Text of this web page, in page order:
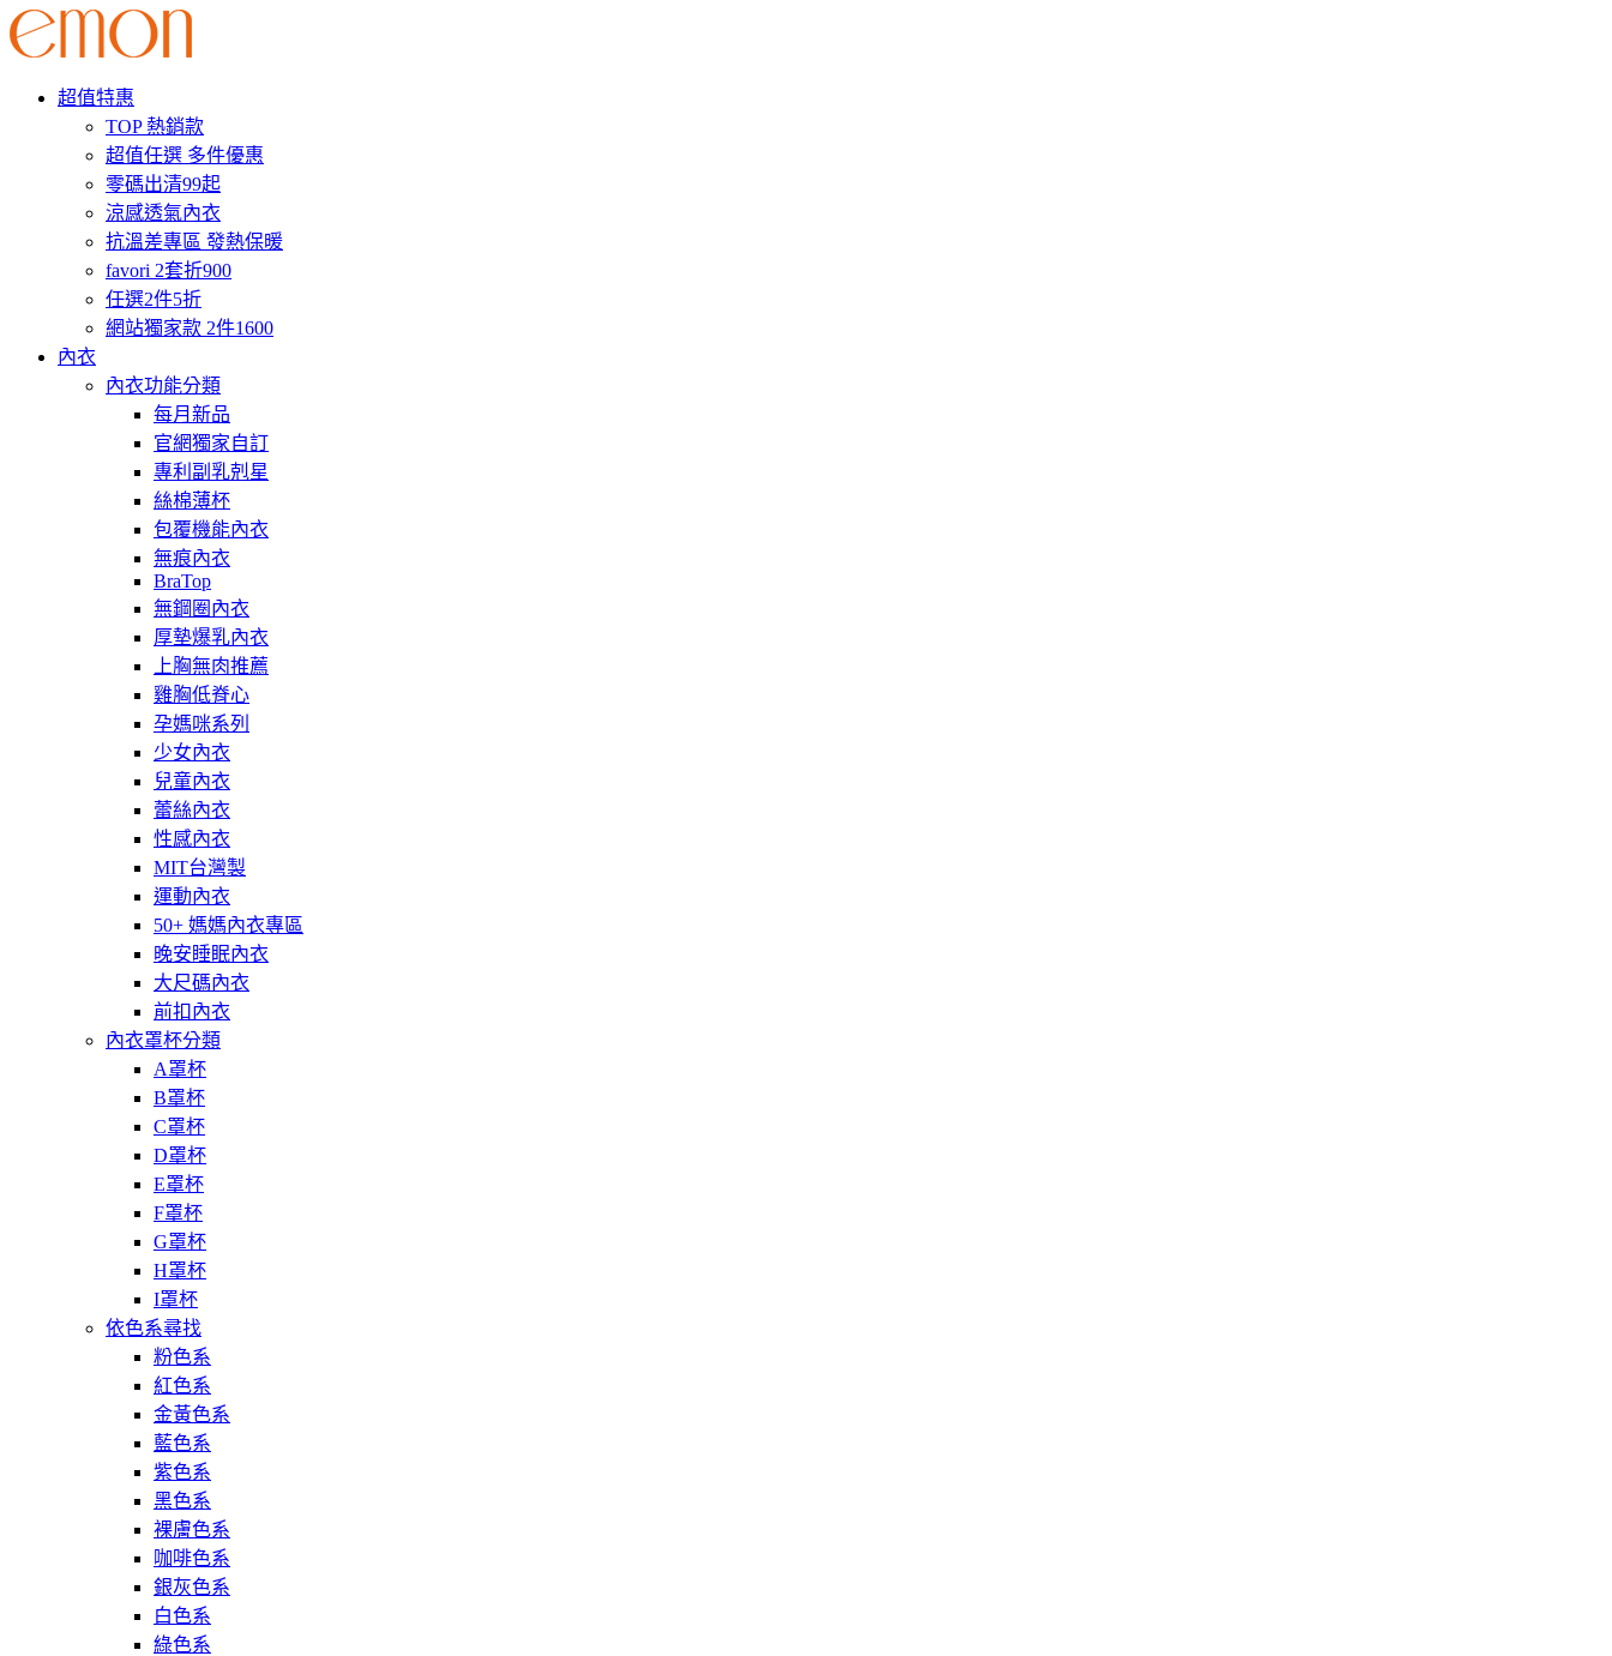
超值特惠
TOP 熱銷款
超值任選 多件優惠
零碼出清99起
涼感透氣內衣
抗溫差專區 發熱保暖
favori 2套折900
任選2件5折
網站獨家款 2件1600
內衣
內衣功能分類
每月新品
官網獨家自訂
專利副乳剋星
絲棉薄杯
包覆機能內衣
無痕內衣
BraTop
無鋼圈內衣
厚墊爆乳內衣
上胸無肉推薦
雞胸低脊心
孕媽咪系列
少女內衣
兒童內衣
蕾絲內衣
性感內衣
MIT台灣製
運動內衣
50+ 媽媽內衣專區
晚安睡眠內衣
大尺碼內衣
前扣內衣
內衣罩杯分類
A罩杯
B罩杯
C罩杯
D罩杯
E罩杯
F罩杯
G罩杯
H罩杯
I罩杯
依色系尋找
粉色系
紅色系
金黃色系
藍色系
紫色系
黑色系
裸膚色系
咖啡色系
銀灰色系
白色系
綠色系